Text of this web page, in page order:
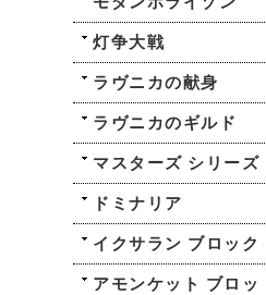
灯争大戦
ラヴニカの献身
ラヴニカのギルド
マスターズ シリーズ
ドミナリア
イクサラン ブロック
アモンケット ブロッ